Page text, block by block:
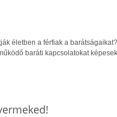
életben a férfiak a
baráti kapcsolatokat